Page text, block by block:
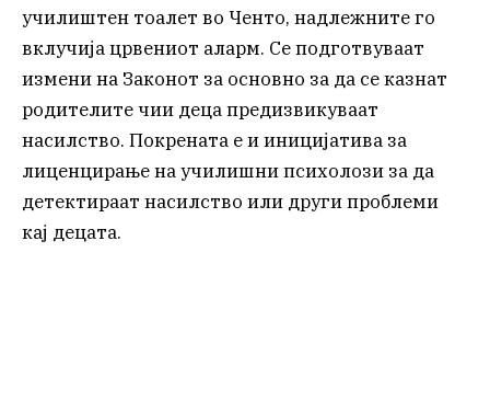
училиштен тоалет во Ченто, надлежните го
вклучија црвениот аларм. Се подготвуваат
измени на Законот за основно за да се казнат
родителите чии деца предизвикуваат
насилство. Покрената е и иницијатива за
лиценцирање на училишни психолози за да
детектираат насилство или други проблеми
кај децата.